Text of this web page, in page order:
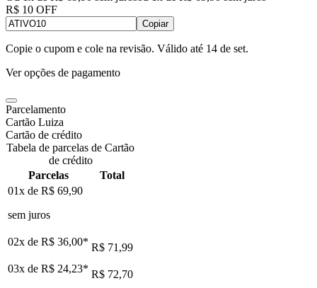
R$ 10 OFF
Copiar
Copie o cupom e cole na revisão. Válido até 14 de set.
Ver opções de pagamento
Parcelamento
Cartão Luiza
Cartão de crédito
Tabela de parcelas de Cartão
de crédito
Parcelas
Total
01x de R$ 69,90
sem juros
02x de R$ 36,00* R$ 71,99
03x de R$ 24,23* R$ 72,70